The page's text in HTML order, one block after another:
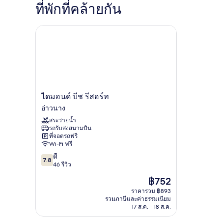
Tham
Yuan
ที่พักที่คล้ายกัน
ไดมอนด์
บีช
รีสอร์ท
อ่าว
นาง
ไดมอนด์ บีช รีสอร์ท
อ่าวนาง
สระว่ายน้ำ
รถรับส่งสนามบิน
ที่จอดรถฟรี
Wi-Fi ฟรี
7.8
จาก
7.8 ดี
46 รีวิว
ราคา
ปัจจุบัน
คือ
฿752
฿752
ราคารวม ฿893
รวมภาษีและค่าธรรมเนียม
17 ส.ค. - 18 ส.ค.
ไดมอนด์ บีช รีสอร์ท